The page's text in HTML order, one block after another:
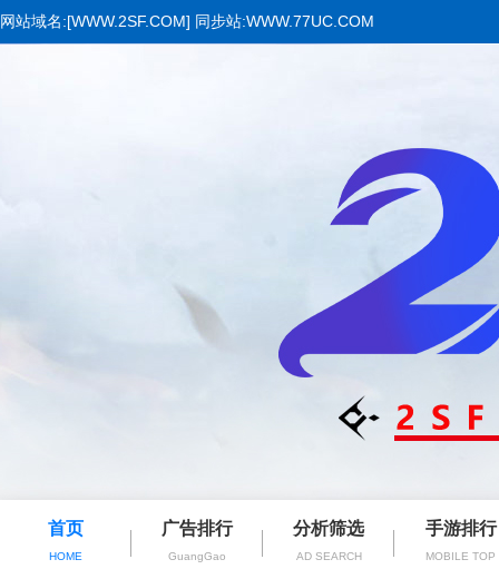
网站域名:[WWW.2SF.COM] 同步站:WWW.77UC.COM
首页
HOME
广告排行
GuangGao
分析筛选
AD SEARCH
手游排行
MOBILE TOP